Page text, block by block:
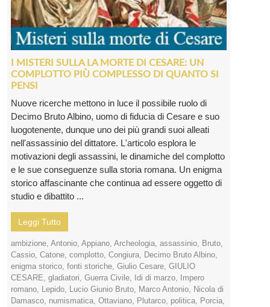
I MISTERI SULLA LA MORTE DI CESARE: UN
COMPLOTTO PIÙ COMPLESSO DI QUANTO SI
PENSI
Nuove ricerche mettono in luce il possibile ruolo di
Decimo Bruto Albino, uomo di fiducia di Cesare e suo
luogotenente, dunque uno dei più grandi suoi alleati
nell'assassinio del dittatore. L'articolo esplora le
motivazioni degli assassini, le dinamiche del complotto
e le sue conseguenze sulla storia romana. Un enigma
storico affascinante che continua ad essere oggetto di
studio e dibattito ...
Leggi Tutto
ambizione, Antonio, Appiano, Archeologia, assassinio, Bruto,
Cassio, Catone, complotto, Congiura, Decimo Bruto Albino,
enigma storico, fonti storiche, Giulio Cesare, GIULIO
CESARE, gladiatori, Guerra Civile, Idi di marzo,
Impero
romano, Lepido, Lucio Giunio Bruto, Marco Antonio, Nicola di
Damasco, numismatica, Ottaviano, Plutarco, politica, Porcia,